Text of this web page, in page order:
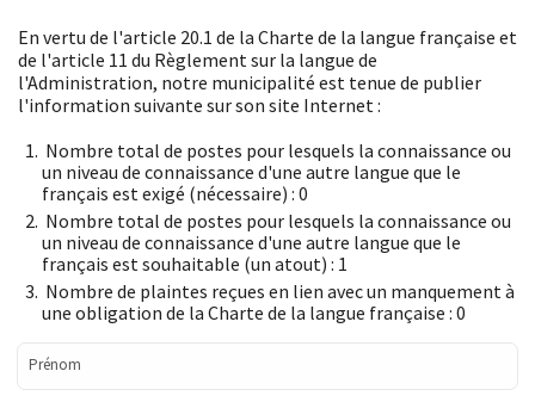
En vertu de l'article 20.1 de la Charte de la langue française et
de l'article 11 du Règlement sur la langue de
l'Administration, notre municipalité est tenue de publier
l'information suivante sur son site Internet :
Nombre total de postes pour lesquels la connaissance ou
un niveau de connaissance d'une autre langue que le
français est exigé (nécessaire) : 0
Nombre total de postes pour lesquels la connaissance ou
un niveau de connaissance d'une autre langue que le
français est souhaitable (un atout) : 1
Nombre de plaintes reçues en lien avec un manquement à
une obligation de la Charte de la langue française : 0
Prénom